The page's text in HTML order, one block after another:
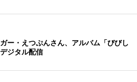
ー・えつぷんさん、アルバム「びびし
ジタル配信